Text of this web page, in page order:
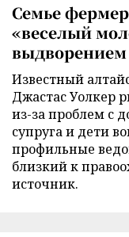
Семье
«веселый
выдворением
Известный
Джастас Уолкер
из-за проблем с
супруга и дети
профильные
близкий к
источник.